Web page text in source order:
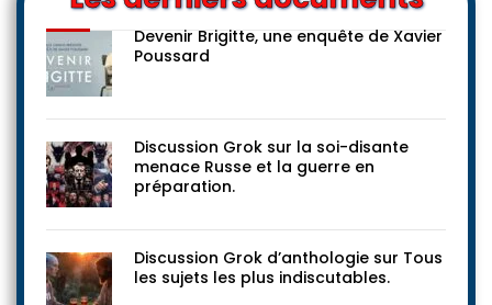
Devenir Brigitte, une enquête de Xavier
Poussard
Discussion Grok sur la soi-disante
menace Russe et la guerre en
préparation.
Discussion Grok d’anthologie sur Tous
les sujets les plus indiscutables.